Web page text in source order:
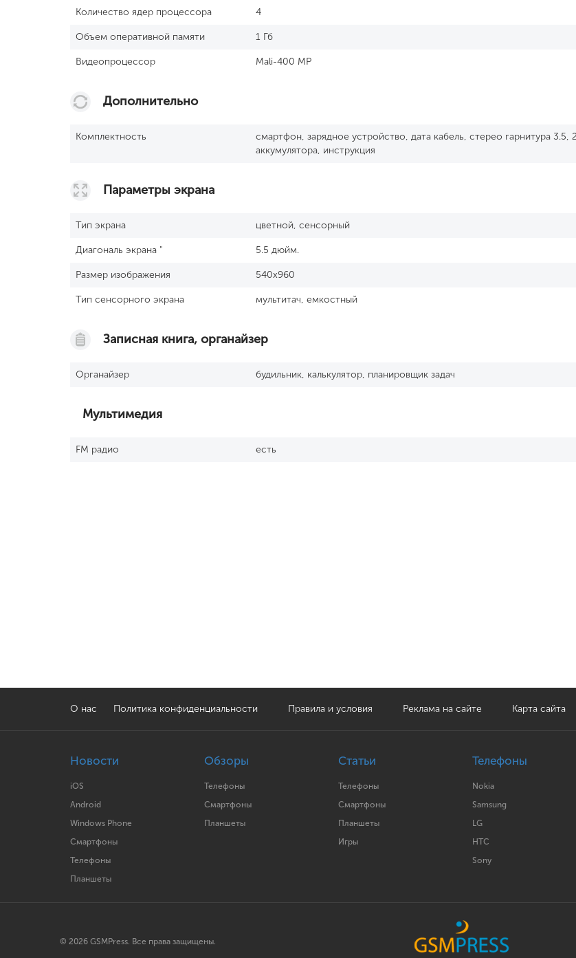
Количество ядер процессора 4
Объем оперативной памяти 1 Гб
Видеопроцессор Mali-400 MP
Дополнительно
Комплектность
смартфон, зарядное устройство, дата кабель, стерео гарнитура 3.5, 2
аккумулятора, инструкция
Параметры экрана
Тип экрана цветной, сенсорный
Диагональ экрана " 5.5 дюйм.
Размер изображения 540x960
Тип сенсорного экрана мультитач, емкостный
Записная книга, органайзер
Органайзер будильник, калькулятор, планировщик задач
Мультимедия
FM радио есть
О нас Политика конфиденциальности Правила и условия Реклама на сайте Карта сайта
Новости
iOS
Android
Windows Phone
Смартфоны
Телефоны
Планшеты
Обзоры
Телефоны
Смартфоны
Планшеты
Статьи
Телефоны
Смартфоны
Планшеты
Игры
Телефоны
Nokia
Samsung
LG
HTC
Sony
© 2026 GSMPress. Все права защищены.